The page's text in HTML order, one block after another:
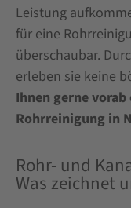
Leistung
für eine
überschaubar.
erleben sie keine
Ihnen gerne
Rohrreinigung in
Rohr- und
Was zeichnet